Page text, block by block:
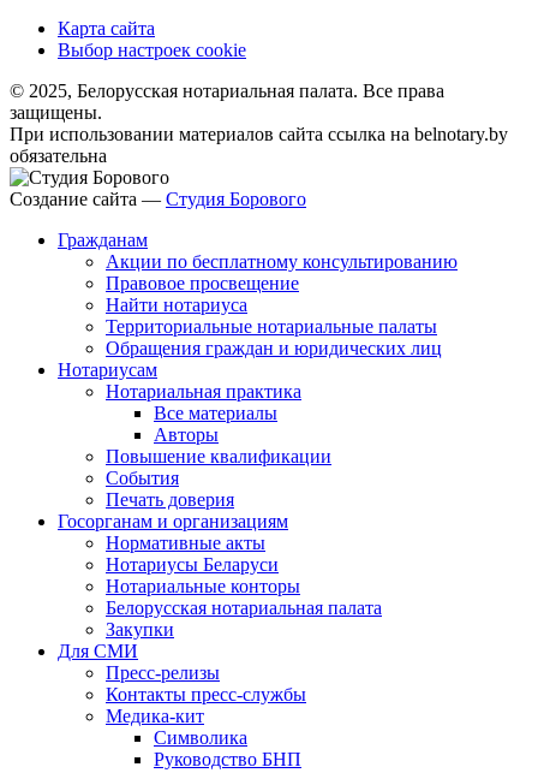
Карта сайта
Выбор настроек cookie
© 2025, Белорусская нотариальная палата. Все права
защищены.
При использовании материалов сайта ссылка на belnotary.by
обязательна
Создание сайта — Студия Борового
Гражданам
Акции по бесплатному консультированию
Правовое просвещение
Найти нотариуса
Территориальные нотариальные палаты
Обращения граждан и юридических лиц
Нотариусам
Нотариальная практика
Все материалы
Авторы
Повышение квалификации
События
Печать доверия
Госорганам и организациям
Нормативные акты
Нотариусы Беларуси
Нотариальные конторы
Белорусская нотариальная палата
Закупки
Для СМИ
Пресс-релизы
Контакты пресс-службы
Медика-кит
Символика
Руководство БНП